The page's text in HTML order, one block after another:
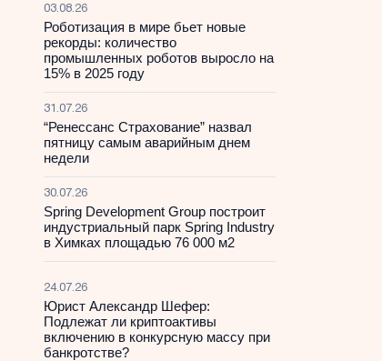
03.08.26
Роботизация в мире бьет новые
рекорды: количество
промышленных роботов выросло на
15% в 2025 году
31.07.26
“Ренессанс Страхование” назвал
пятницу самым аварийным днем
недели
30.07.26
Spring Development Group построит
индустриальный парк Spring Industry
в Химках площадью 76 000 м2
24.07.26
Юрист Александр Шефер:
Подлежат ли криптоактивы
включению в конкурсную массу при
банкротстве?